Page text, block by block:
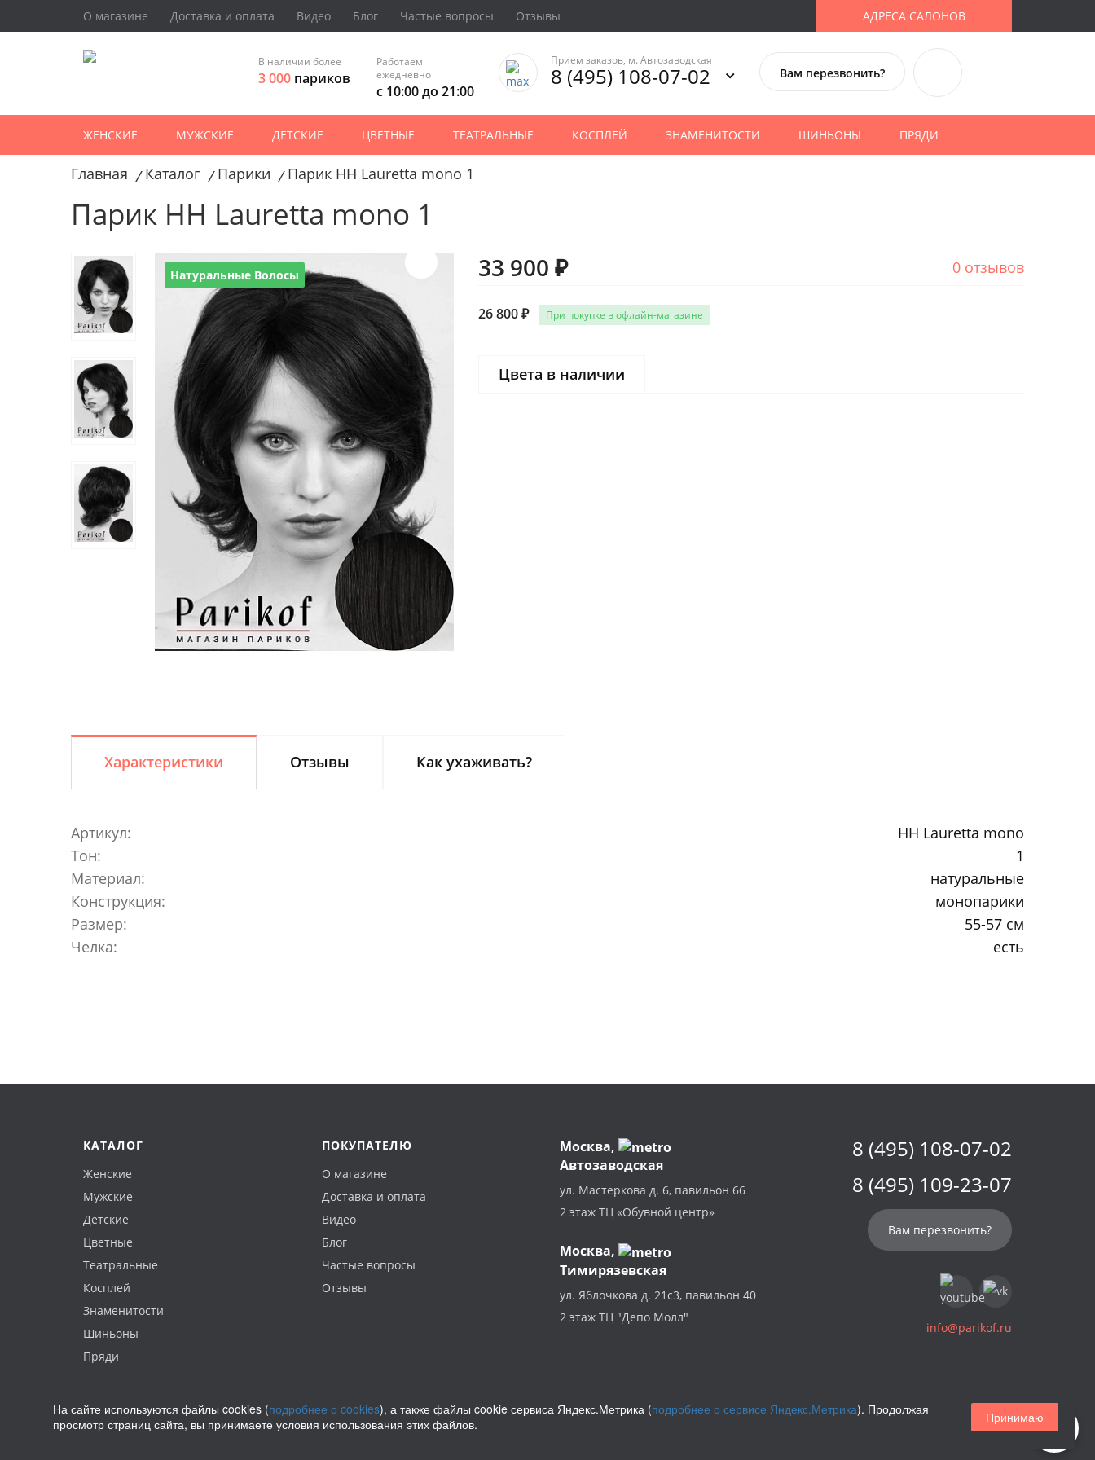
О магазине Доставка и оплата Видео Блог Частые вопросы Отзывы АДРЕСА САЛОНОВ
В наличии более
3 000 париков
Работаем
ежедневно
с 10:00 до 21:00
Прием заказов, м. Автозаводская
8 (495) 108-07-02 Вам перезвонить?
ЖЕНСКИЕ МУЖСКИЕ ДЕТСКИЕ ЦВЕТНЫЕ ТЕАТРАЛЬНЫЕ КОСПЛЕЙ ЗНАМЕНИТОСТИ ШИНЬОНЫ ПРЯДИ
Главная / Каталог / Парики / Парик HH Lauretta mono 1
Парик HH Lauretta mono 1
Натуральные Волосы 33 900 ₽ 0 отзывов
26 800 ₽ При покупке в офлайн-магазине
Цвета в наличии
Характеристики Отзывы Как ухаживать?
Артикул:
HH Lauretta mono
Тон:
1
Материал:
натуральные
Конструкция:
монопарики
Размер:
55-57 см
Челка:
есть
КАТАЛОГ
Женские
Мужские
Детские
Цветные
Театральные
Косплей
Знаменитости
Шиньоны
Пряди
ПОКУПАТЕЛЮ
О магазине
Доставка и оплата
Видео
Блог
Частые вопросы
Отзывы
Москва,
Автозаводская
ул. Мастеркова д. 6, павильон 66
2 этаж ТЦ «Обувной центр»
Москва,
Тимирязевская
ул. Яблочкова д. 21с3, павильон 40
2 этаж ТЦ "Депо Молл"
8 (495) 108-07-02
8 (495) 109-23-07
Вам перезвонить?
info@parikof.ru
Политика конфиденциальности Магазин париков — Parikof. 2026
На сайте используются файлы cookies (подробнее о cookies), а также файлы cookie сервиса Яндекс.Метрика (подробнее о сервисе Яндекс.Метрика). Продолжая
просмотр страниц сайта, вы принимаете условия использования этих файлов.
Принимаю